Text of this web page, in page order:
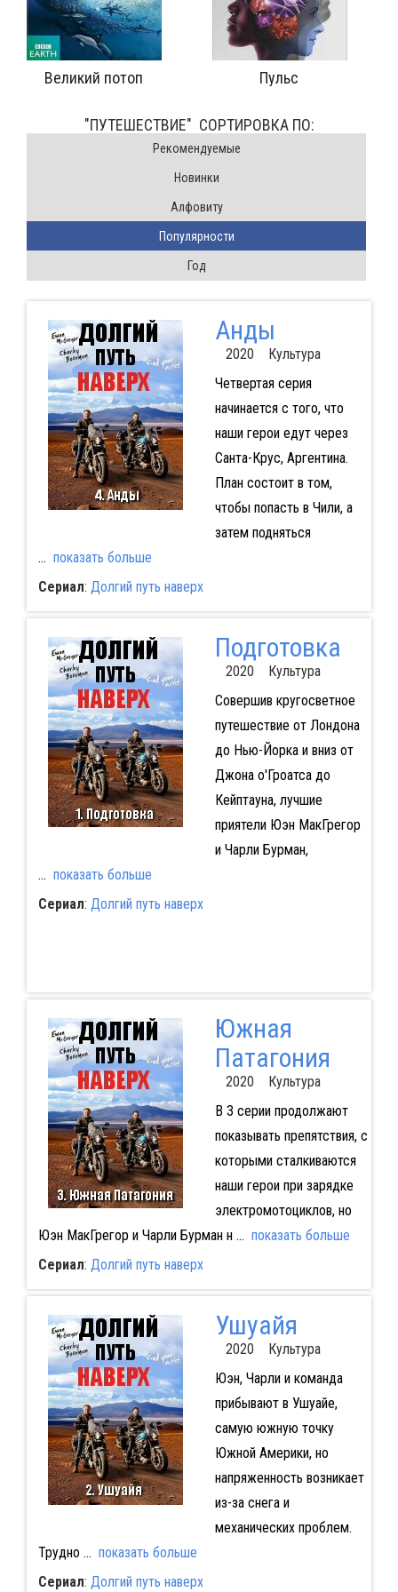
Цвет для маскировки
"ПУТЕШЕСТВИЕ" CОРТИРОВКА ПО:
Pекомендуемые
Новинки
Алфовиту
Популярности
Год
Анды
2020 Культура
Четвертая серия
начинается с того, что
наши герои едут через
Санта-Крус, Аргентина.
План состоит в том,
чтобы попасть в Чили, а
затем подняться
... показать больше
Сериал: Долгий путь наверх
Подготовка
2020 Культура
Совершив кругосветное
путешествие от Лондона
до Нью-Йорка и вниз от
Джона о'Гроатса до
Кейптауна, лучшие
приятели Юэн МакГрегор
и Чарли Бурман,
... показать больше
Сериал: Долгий путь наверх
Южная
Патагония
2020 Культура
В 3 серии продолжают
показывать препятствия, с
которыми сталкиваются
наши герои при зарядке
электромотоциклов, но
Юэн МакГрегор и Чарли Бурман н... показать больше
Сериал: Долгий путь наверх
Ушуайя
2020 Культура
Юэн, Чарли и команда
прибывают в Ушуайе,
самую южную точку
Южной Америки, но
напряженность возникает
из-за снега и
механических проблем.
Трудно ... показать больше
Сериал: Долгий путь наверх